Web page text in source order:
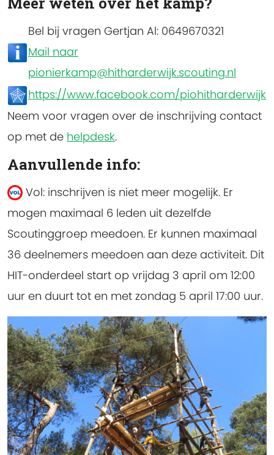
Bel bij vragen Gertjan Al: 0649670321
Mail naar
pionierkamp@hitharderwijk.scouting.nl
https://www.facebook.com/piohitharderwijk
Neem voor vragen over de inschrijving contact
op met de helpdesk.
Aanvullende info:
Vol: inschrijven is niet meer mogelijk. Er
mogen maximaal 6 leden uit dezelfde
Scoutinggroep meedoen. Er kunnen maximaal
36 deelnemers meedoen aan deze activiteit. Dit
HIT-onderdeel start op vrijdag 3 april om 12:00
uur en duurt tot en met zondag 5 april 17:00 uur.